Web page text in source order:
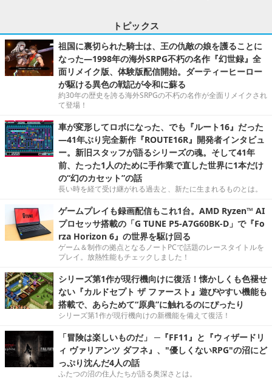
トピックス
祖国に裏切られた騎士は、王の仇敵の娘を護ることに
なった―1998年の海外SRPG不朽の名作『幻世録』全
面リメイク版、体験版配信開始。ダーティーヒーロー
が駆ける異色の戦記が令和に蘇る
約30年の歴史を誇る海外SRPGの不朽の名作が全面リメイクされ
て登場！
車が変形してロボになった、でも『ルート16』だった
―41年ぶり完全新作『ROUTE16R』開発者インタビュ
ー。新旧スタッフが語るシリーズの魂。そして41年
前、たった1人のために手作業で直した世界に1本だけ
の“幻のカセット”の話
長い時を経て受け継がれる過去と、新たに生まれるものとは。
ゲームプレイも録画配信もこれ1台。AMD Ryzen™ AI
プロセッサ搭載の「G TUNE P5-A7G60BK-D」で『Fo
rza Horizon 6』の世界を駆け回る
ゲーム＆制作の拠点となるノートPCで話題のレースタイトルを
プレイ。放熱性能もチェックしました！
シリーズ第1作が現行機向けに復活！懐かしくも色褪せ
ない『カルドセプト ザ ファースト』遊びやすい機能も
搭載で、あらためて“原典”に触れるのにぴったり
シリーズ第1作が現行機向けの新機能を備えて復活！
「冒険は楽しいものだ」 ─『FF11』と『ウィザードリ
ィ ヴァリアンツ ダフネ』、"優しくないRPG"の沼にど
っぷり沈んだ4人の話
ふたつの沼の住人たちが語る奥深さとは。